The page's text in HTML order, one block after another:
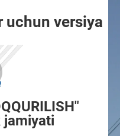
uchun versiya